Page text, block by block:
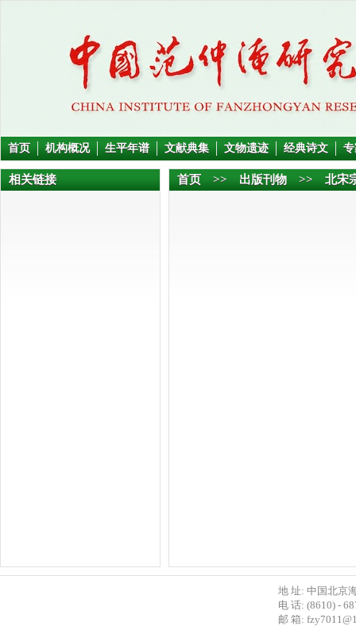
首页 机构概况 生平年谱 文献典集 文物遗迹 经典诗文
相关链接 首页 >> 出版刊物 >> 北宋
地 址: 中国北京
电 话: (8610) -
邮 箱: